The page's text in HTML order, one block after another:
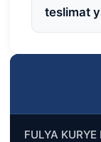
FULYA
teslimat